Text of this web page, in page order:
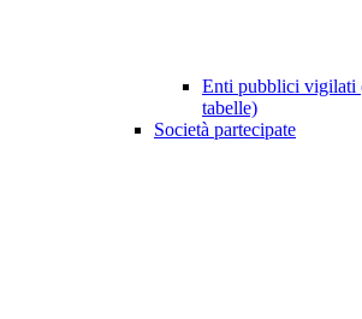
Enti pubblici vigilati
tabelle)
Società partecipate